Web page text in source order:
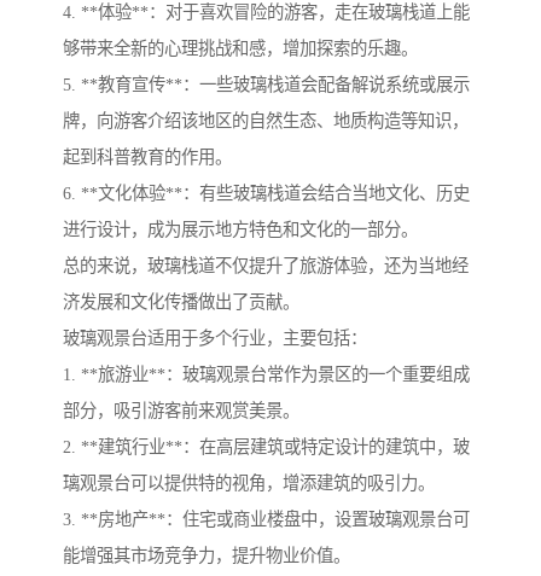
4. **体验**：对于喜欢冒险的游客，走在玻璃栈道上能
够带来全新的心理挑战和感，增加探索的乐趣。
5. **教育宣传**：一些玻璃栈道会配备解说系统或展示
牌，向游客介绍该地区的自然生态、地质构造等知识，
起到科普教育的作用。
6. **文化体验**：有些玻璃栈道会结合当地文化、历史
进行设计，成为展示地方特色和文化的一部分。
总的来说，玻璃栈道不仅提升了旅游体验，还为当地经
济发展和文化传播做出了贡献。
玻璃观景台适用于多个行业，主要包括：
1. **旅游业**：玻璃观景台常作为景区的一个重要组成
部分，吸引游客前来观赏美景。
2. **建筑行业**：在高层建筑或特定设计的建筑中，玻
璃观景台可以提供特的视角，增添建筑的吸引力。
3. **房地产**：住宅或商业楼盘中，设置玻璃观景台可
能增强其市场竞争力，提升物业价值。